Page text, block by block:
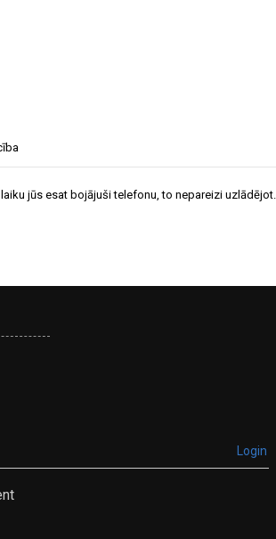
jūs esat bojājuši telefonu, to nepareizi
Login